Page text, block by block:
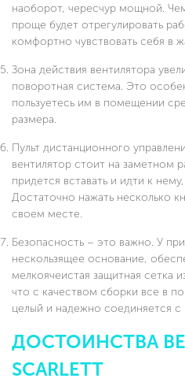
наоборот, чересчур мощной.
проще будет отрегулировать
комфортно чувствовать себя
Зона действия вентилятора
поворотная система. Это
пользуетесь им в помещении
размера.
Пульт дистанционного
вентилятор стоит на заметном
придется вставать и идти к
Достаточно нажать несколько
своем месте.
Безопасность – это важно. У
нескользящее основание,
мелкоячеистая защитная сетка
что с качеством сборки все в
целый и надежно соединяется с
ДОСТОИНСТВА
SCARLETT